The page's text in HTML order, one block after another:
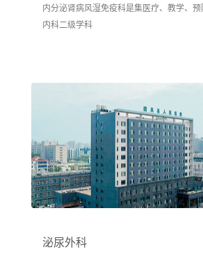
内分泌肾病风湿免疫科是集医疗、教学、
内科二级学科
泌尿外科